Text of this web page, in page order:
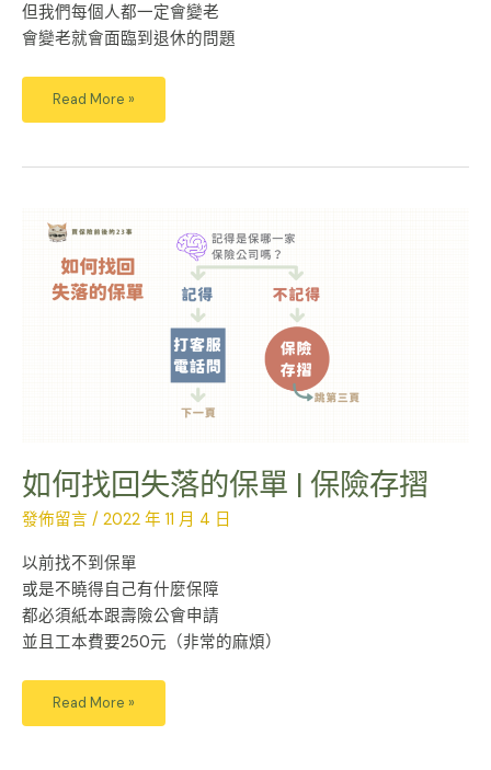
但我們每個人都一定會變老
會變老就會面臨到退休的問題
Read More »
如何找回失落的保單 | 保險存摺
發佈留言 / 2022 年 11 月 4 日
以前找不到保單
或是不曉得自己有什麼保障
都必須紙本跟壽險公會申請
並且工本費要250元（非常的麻煩）
何
找
失
落
的
保
Read More »